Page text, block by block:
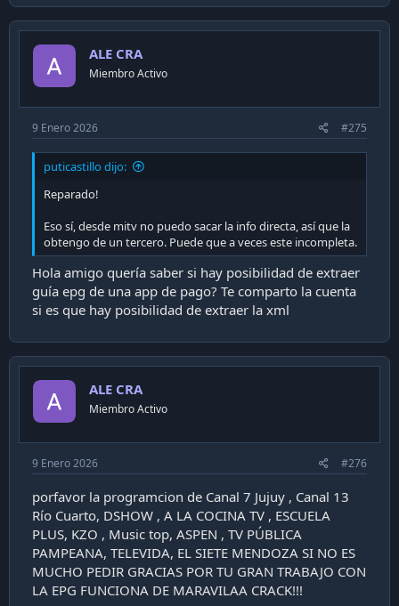
ALE CRA
Miembro Activo
9 Enero 2026 #275
puticastillo dijo:
Reparado!
Eso sí, desde mitv no puedo sacar la info directa, así que la
obtengo de un tercero. Puede que a veces este incompleta.
Hola amigo quería saber si hay posibilidad de extraer
guía epg de una app de pago? Te comparto la cuenta
si es que hay posibilidad de extraer la xml
ALE CRA
Miembro Activo
9 Enero 2026 #276
porfavor la programcion de Canal 7 Jujuy , Canal 13
Río Cuarto, DSHOW , A LA COCINA TV , ESCUELA
PLUS, KZO , Music top, ASPEN , TV PÚBLICA
PAMPEANA, TELEVIDA, EL SIETE MENDOZA SI NO ES
MUCHO PEDIR GRACIAS POR TU GRAN TRABAJO CON
LA EPG FUNCIONA DE MARAVILAA CRACK!!!